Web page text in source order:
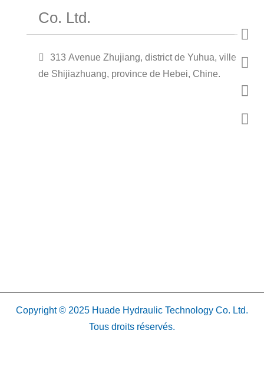
Co. Ltd.
313 Avenue Zhujiang, district de Yuhua, ville
de Shijiazhuang, province de Hebei, Chine.
Copyright © 2025 Huade Hydraulic Technology Co. Ltd.
Tous droits réservés.